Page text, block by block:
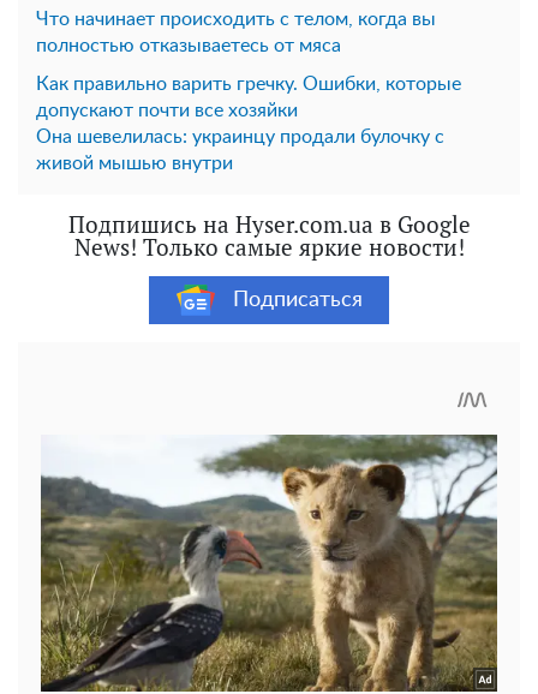
Что начинает происходить с телом, когда вы
полностью отказываетесь от мяса
Как правильно варить гречку. Ошибки, которые
допускают почти все хозяйки
Она шевелилась: украинцу продали булочку с
живой мышью внутри
Подпишись на Hyser.com.ua в Google
News! Только самые яркие новости!
Подписаться